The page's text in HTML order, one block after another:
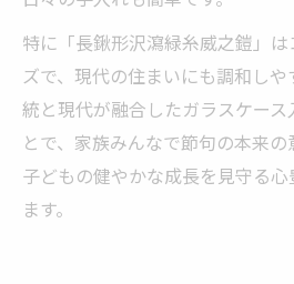
特に「長鍬形沢瀉緑糸威之鎧」
ズで、現代の住まいにも調和し
統と現代が融合したガラスケー
とで、家族みんなで節句の本来の
子どもの健やかな成長を見守る
ます。